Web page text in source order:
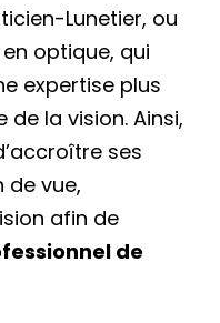
Lunetier, ou
optique, qui
expertise plus
la vision. Ainsi,
ses
de vue,
afin de
de